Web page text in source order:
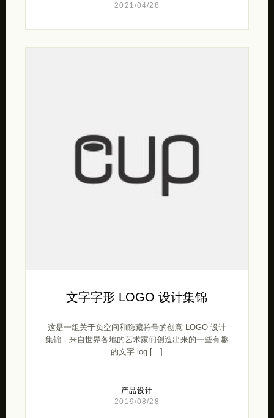
2021/04/28
文字字形 LOGO 设计集锦
这是一组关于负空间和隐藏符号的创意 LOGO 设计
集锦，来自世界各地的艺术家们创造出来的一些有趣
的文字 log […]
产品设计
2019/08/28